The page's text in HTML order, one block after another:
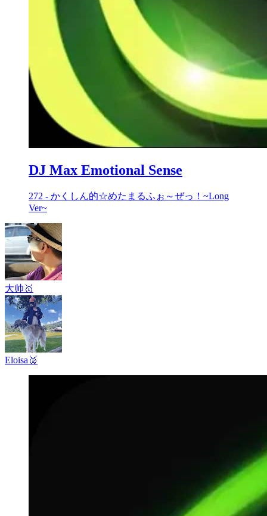
DJ Max Emotional Sense
272 - かくしん的☆めたまるふぉ～ぜっ！~Long
Ver~
大帅 🥇
Eloisa 🥈